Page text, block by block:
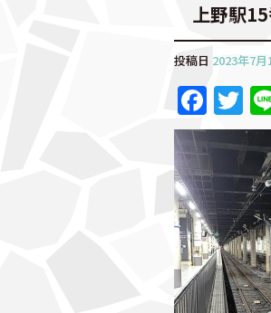
上野駅
投稿日 2023年7月
F
a
c
e
b
o
o
k
T
w
it
te
r